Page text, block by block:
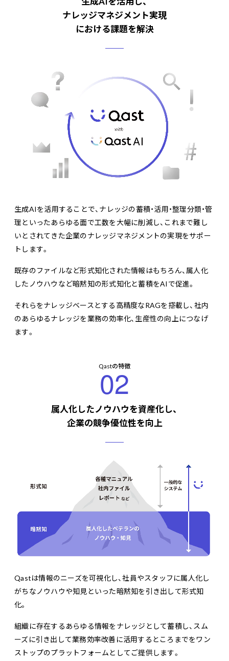
ナレッジマネジメント実現
における課題を解決
生成AIを活用することで、ナレッジの蓄積・活用・整理分類・管
理といったあらゆる面で工数を大幅に削減し、これまで難し
いとされてきた企業のナレッジマネジメントの実現をサポー
トします。
既存のファイルなど形式知化された情報はもちろん、属人化
したノウハウなど暗黙知の形式知化と蓄積をAIで促進。
それらをナレッジベースとする高精度なRAGを搭載し、社内
のあらゆるナレッジを業務の効率化、生産性の向上につなげ
ます。
Qastの特徴
02
属人化したノウハウを資産化し、
企業の競争優位性を向上
Qastは情報のニーズを可視化し、社員やスタッフに属人化し
がちなノウハウや知見といった暗黙知を引き出して形式知
化。
組織に存在するあらゆる情報をナレッジとして蓄積し、スム
ーズに引き出して業務効率改善に活用するところまでをワン
ストップのプラットフォームとしてご提供します。